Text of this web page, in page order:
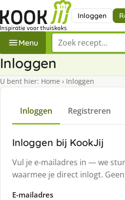
Inloggen
Menu Zoek een recept
Inloggen
U bent hier: Home › Inloggen
Inloggen Registreren
Inloggen bij KookJij
Vul je e-mailadres in — we
waarmee je direct inlogt.
E-mailadres